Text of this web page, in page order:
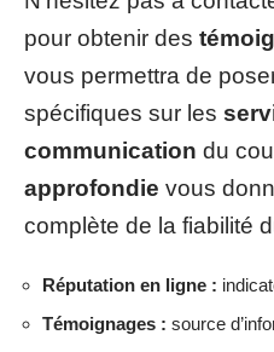
pour obtenir des
vous permettra de
spécifiques sur les
communication du
approfondie vous
complète de la fiabilité
Réputation en ligne :
Témoignages : source